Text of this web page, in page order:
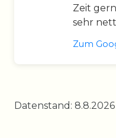
Zeit
sehr nett
Zum
Datenstand: 8.8.2026